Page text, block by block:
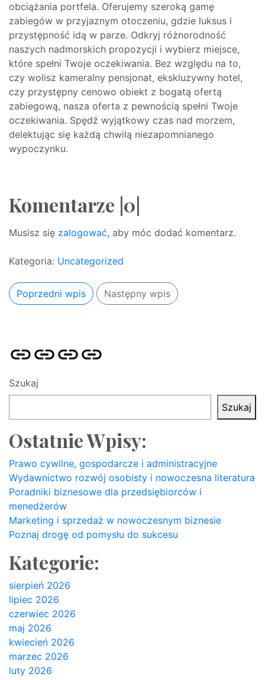
obciążania portfela. Oferujemy szeroką gamę
zabiegów w przyjaznym otoczeniu, gdzie luksus i
przystępność idą w parze. Odkryj różnorodność
naszych nadmorskich propozycji i wybierz miejsce,
które spełni Twoje oczekiwania. Bez względu na to,
czy wolisz kameralny pensjonat, ekskluzywny hotel,
czy przystępny cenowo obiekt z bogatą ofertą
zabiegową, nasza oferta z pewnością spełni Twoje
oczekiwania. Spędź wyjątkowy czas nad morzem,
delektując się każdą chwilą niezapomnianego
wypoczynku.
Komentarze |0|
Musisz się zalogować, aby móc dodać komentarz.
Kategoria: Uncategorized
Poprzedni wpis Następny wpis
Strona
główna
Pozycjonowanie
Stron
SKLEP
SEO
BLOG
Szukaj
Szukaj
Ostatnie Wpisy:
Prawo cywilne, gospodarcze i administracyjne
Wydawnictwo rozwój osobisty i nowoczesna literatura
Poradniki biznesowe dla przedsiębiorców i
menedżerów
Marketing i sprzedaż w nowoczesnym biznesie
Poznaj drogę od pomysłu do sukcesu
Kategorie:
sierpień 2026
lipiec 2026
czerwiec 2026
maj 2026
kwiecień 2026
marzec 2026
luty 2026